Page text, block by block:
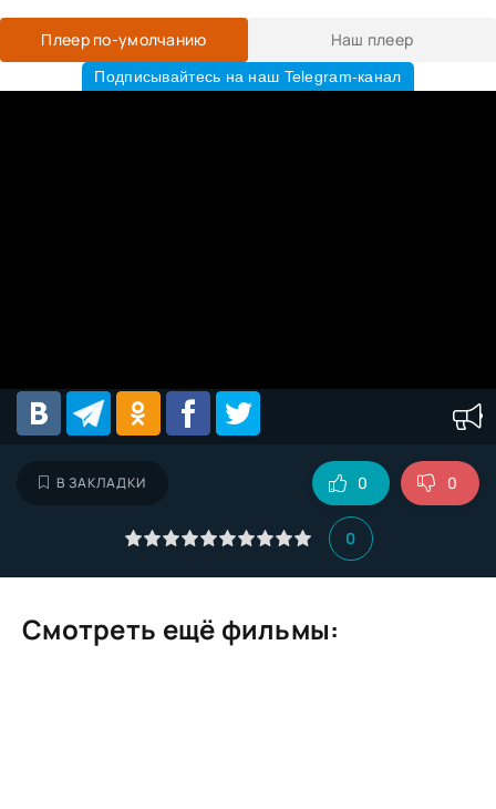
Плеер по-умолчанию Наш плеер
Подписывайтесь на наш Telegram-канал
В ЗАКЛАДКИ
0
0 0
Смотреть ещё фильмы: